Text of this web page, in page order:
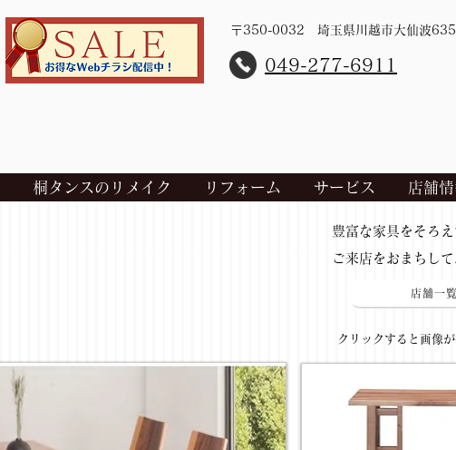
〒350-0032 埼玉県川越市大仙波
​049-277-6911
桐タンスのリメイク リフォーム サービス 店舗
豊富な家具をそろえ
ご来店をおまちして
店舗一覧
クリックすると画像が